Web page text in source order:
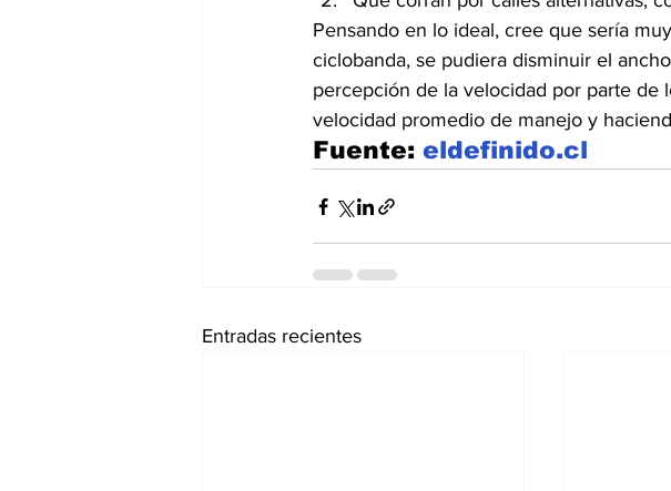
Pensando en lo ideal, cree que sería
ciclobanda, se pudiera disminuir el
percepción de la velocidad por parte de
velocidad promedio de manejo y
Fuente: eldefinido.cl
Entradas recientes